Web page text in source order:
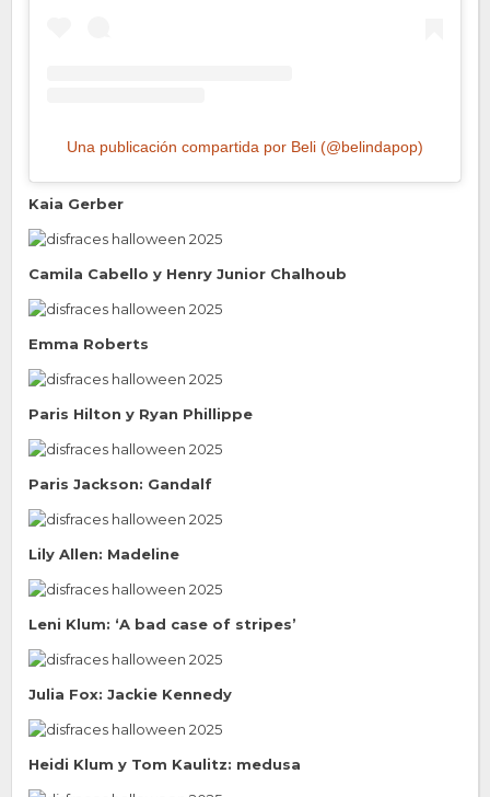
Una publicación compartida por Beli (@belindapop)
Kaia Gerber
Camila Cabello y Henry Junior Chalhoub
Emma Roberts
Paris Hilton y Ryan Phillippe
Paris Jackson: Gandalf
Lily Allen: Madeline
Leni Klum: ‘A bad case of stripes’
Julia Fox: Jackie Kennedy
Heidi Klum y Tom Kaulitz: medusa